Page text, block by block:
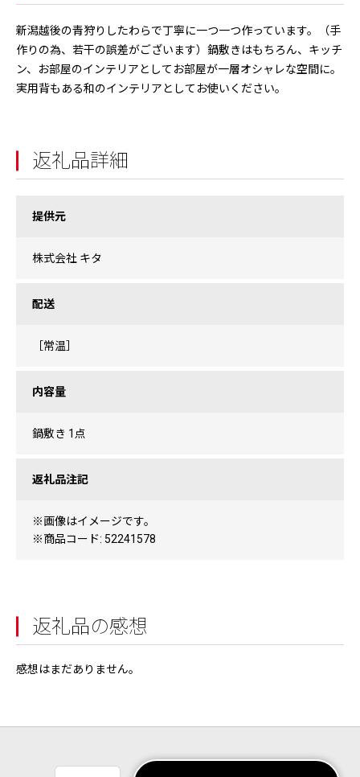
新潟越後の青狩りしたわらで丁寧に一つ一つ作っています。（手
作りの為、若干の誤差がございます）鍋敷きはもちろん、キッチ
ン、お部屋のインテリアとしてお部屋が一層オシャレな空間に。
実用背もある和のインテリアとしてお使いください。
返礼品詳細
提供元
株式会社 キタ
配送
［常温］
内容量
鍋敷き 1点
返礼品注記
※画像はイメージです。
※商品コード: 52241578
返礼品の感想
感想はまだありません。